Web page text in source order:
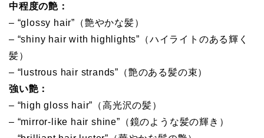
中程度の艶：
– “glossy hair”（艶やかな髪）
– “shiny hair with highlights”（ハイライトのある輝く
髪）
– “lustrous hair strands”（艶のある髪の束）
強い艶：
– “high gloss hair”（高光沢の髪）
– “mirror-like hair shine”（鏡のような髪の輝き）